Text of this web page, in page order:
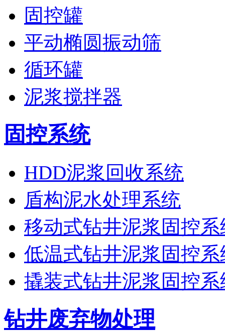
固控罐
平动椭圆振动筛
循环罐
泥浆搅拌器
固控系统
HDD泥浆回收系统
盾构泥水处理系统
移动式钻井泥浆固控系
低温式钻井泥浆固控系
撬装式钻井泥浆固控系
钻井废弃物处理